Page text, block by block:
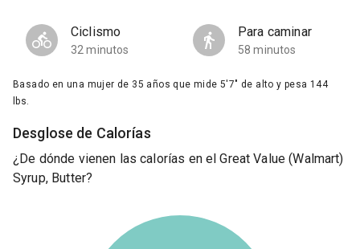
Ciclismo
32 minutos
Para caminar
58 minutos
Basado en una mujer de 35 años que mide 5'7" de alto y pesa 144
lbs.
Desglose de Calorías
¿De dónde vienen las calorías en el Great Value (Walmart)
Syrup, Butter?